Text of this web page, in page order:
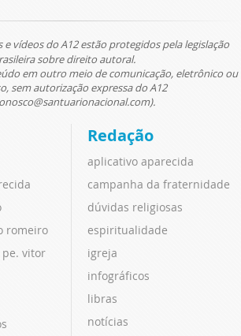
vídeos do A12 estão protegidos pela legislação
sobre direito autoral.
em outro meio de comunicação, eletrônico ou
sem autorização expressa do A12
romeiro
pe. vitor
Redação
aplicativo aparecida
campanha da fraternidade
dúvidas religiosas
espiritualidade
igreja
infográficos
libras
notícias